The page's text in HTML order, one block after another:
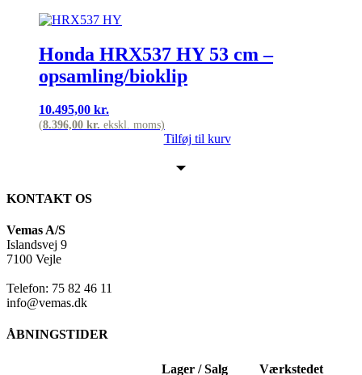
Honda HRX537 HY 53 cm –
opsamling/bioklip
10.495,00 kr.
(8.396,00 kr. ekskl. moms)
Tilføj til kurv
KONTAKT OS
Vemas A/S
Islandsvej 9
7100 Vejle
Telefon: 75 82 46 11
info@vemas.dk
ÅBNINGSTIDER
Lager / Salg Værkstedet